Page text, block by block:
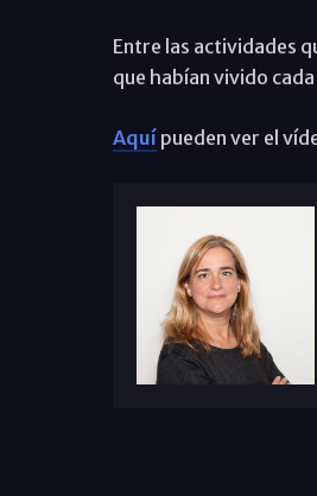
Entre las actividades
que habían vivido
Aquípueden ver el